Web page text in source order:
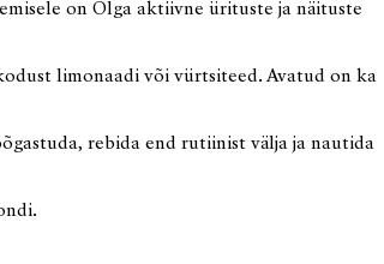
on Olga aktiivne ürituste ja näituste
limonaadi või vürtsiteed. Avatud on ka
rebida end rutiinist välja ja nautida